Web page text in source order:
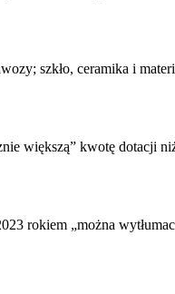
szkło, ceramika i
większą” kwotę dotacji
rokiem „można